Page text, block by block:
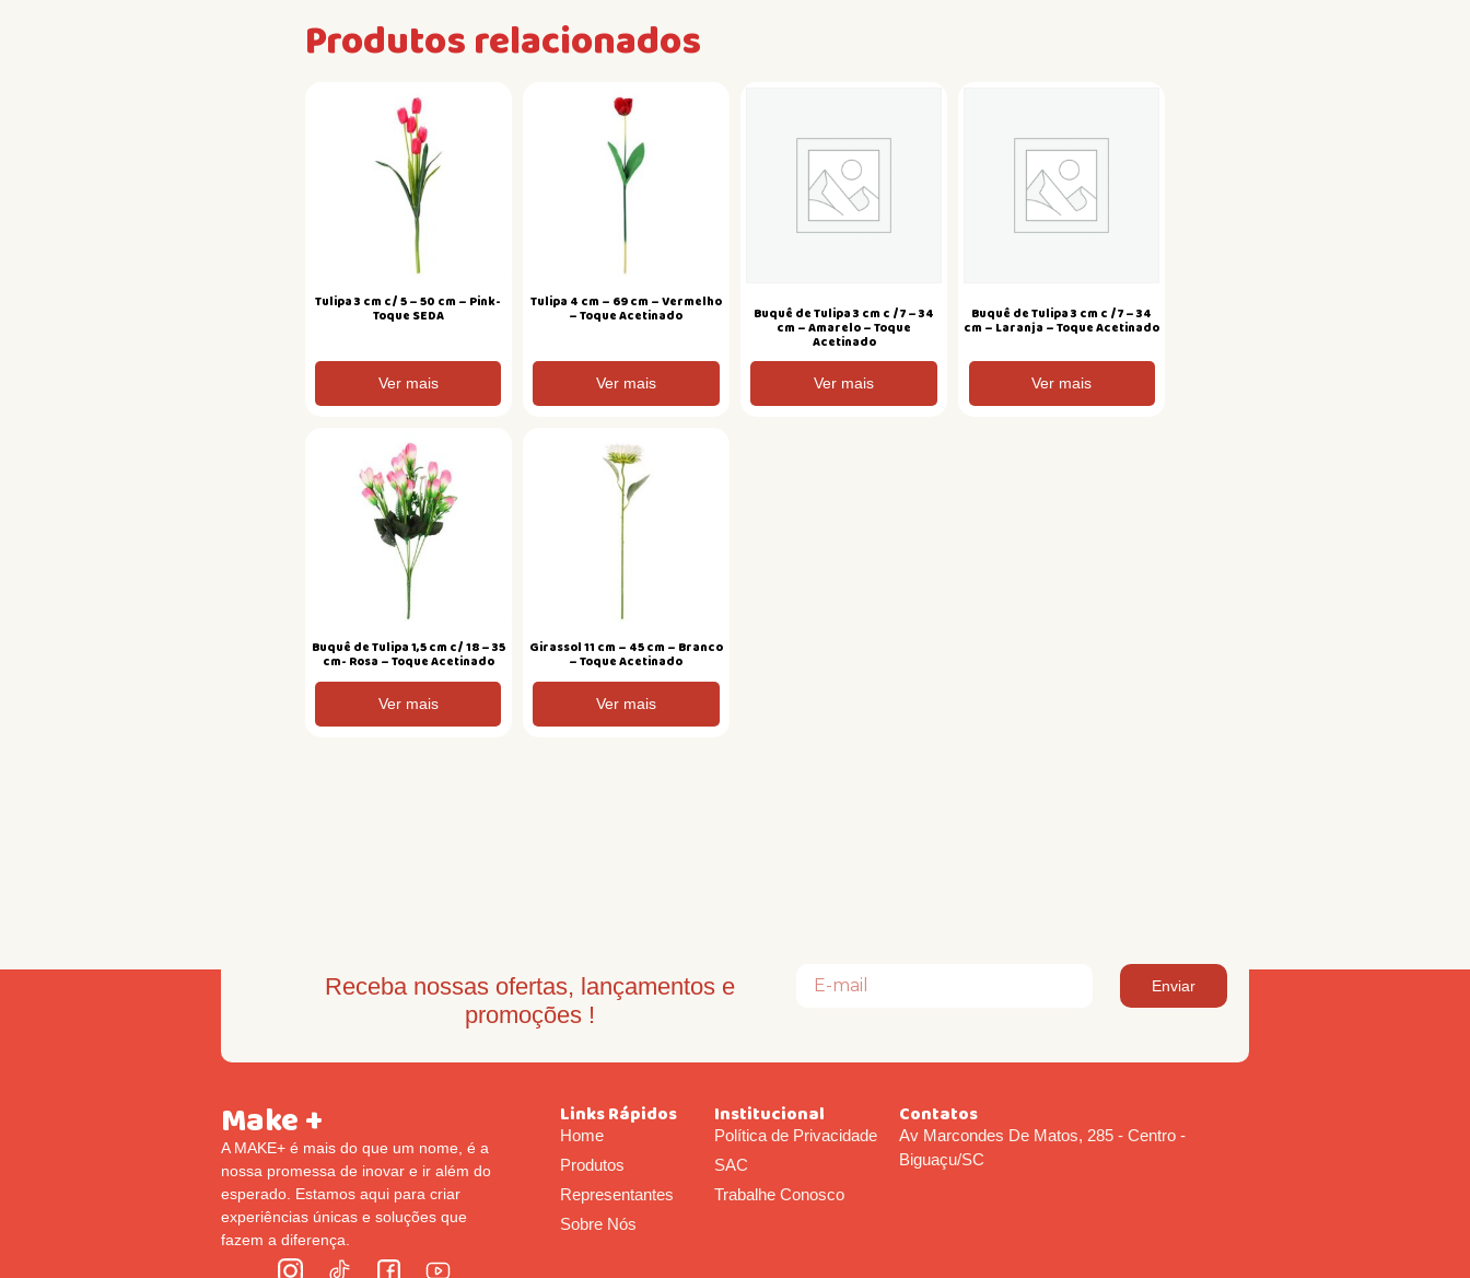
Produtos relacionados
Tulipa 3 cm c/ 5 – 50 cm – Pink-
Toque SEDA
Ver mais
Tulipa 4 cm – 69 cm – Vermelho
– Toque Acetinado
Ver mais
Buquê de Tulipa 3 cm c /7 – 34
cm – Amarelo – Toque
Acetinado
Ver mais
Buquê de Tulipa 3 cm c /7 – 34
cm – Laranja – Toque Acetinado
Ver mais
Buquê de Tulipa 1,5 cm c/ 18 – 35
cm- Rosa – Toque Acetinado
Ver mais
Girassol 11 cm – 45 cm – Branco
– Toque Acetinado
Ver mais
Receba nossas ofertas, lançamentos e
promoções !
Enviar
Make +
A MAKE+ é mais do que um nome, é a
nossa promessa de inovar e ir além do
esperado. Estamos aqui para criar
experiências únicas e soluções que
fazem a diferença.
Links Rápidos
Home
Produtos
Representantes
Sobre Nós
Institucional
Política de Privacidade
SAC
Trabalhe Conosco
Contatos
Av Marcondes De Matos, 285 - Centro -
Biguaçu/SC